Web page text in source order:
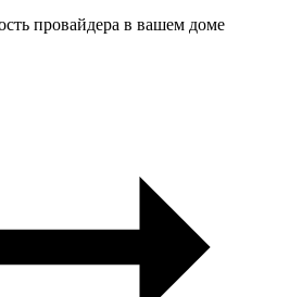
провайдера в вашем доме